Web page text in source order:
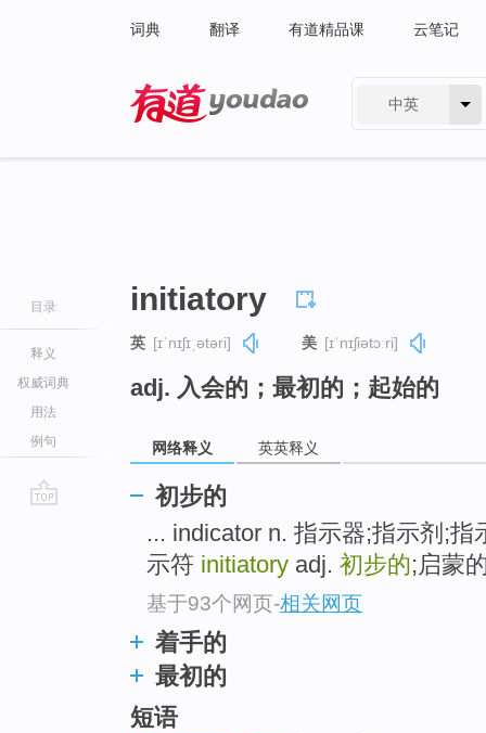
词典 翻译 有道精品课 云笔记
中英
目录
释义
权威词典
用法
例句
initiatory
英 [ɪˈnɪʃɪˌətəri] 美 [ɪˈnɪʃiətɔːri]
adj. 入会的；最初的；起始的
网络释义 英英释义
初步的
... indicator n. 指示器;指示剂;
示符 initiatory adj. 初步的;启蒙
基于93个网页-相关网页
着手的
最初的
短语